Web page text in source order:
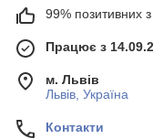
99% позитивних з
Працює з
м. Львів
Львів, Україна
Контакти